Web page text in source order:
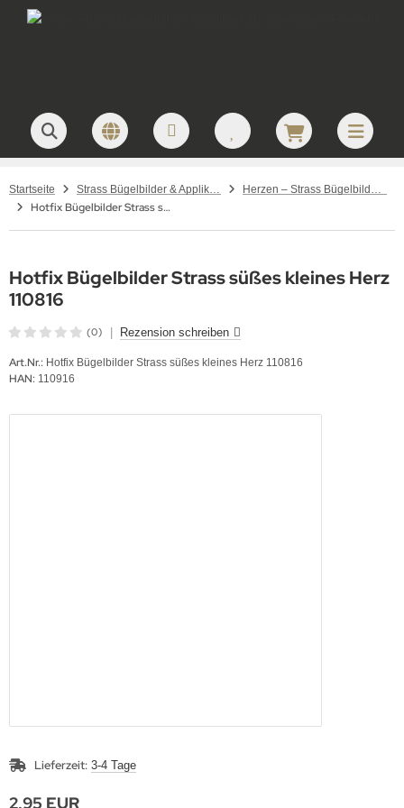
Startseite Strass Bügelbilder & Applikationen zum Aufbügeln Herzen – Strass Bügelbilder und Motive
Hotfix Bügelbilder Strass süßes kleines Herz 110816
Hotfix Bügelbilder Strass süßes kleines Herz
110816
(0) Rezension schreiben
Art.Nr.: Hotfix Bügelbilder Strass süßes kleines Herz 110816
HAN: 110916
Lieferzeit: 3-4 Tage
2,95 EUR